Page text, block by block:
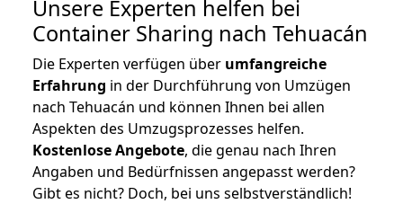
Unsere Experten helfen bei
Container Sharing nach Tehuacán
Die Experten verfügen über umfangreiche
Erfahrung in der Durchführung von Umzügen
nach Tehuacán und können Ihnen bei allen
Aspekten des Umzugsprozesses helfen.
Kostenlose Angebote, die genau nach Ihren
Angaben und Bedürfnissen angepasst werden?
Gibt es nicht? Doch, bei uns selbstverständlich!